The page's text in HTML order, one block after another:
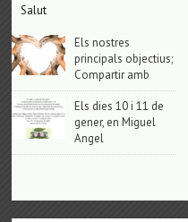
Salut
Els nostres
principals objectius;
Compartir amb
Els dies 10 i 11 de
gener, en Miguel
Angel